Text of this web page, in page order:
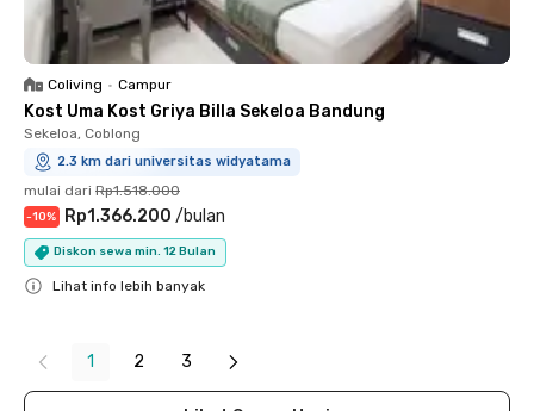
Coliving • Campur
Kost Uma Kost Griya Billa Sekeloa Bandung
Sekeloa, Coblong
2.3 km dari universitas widyatama
mulai dari Rp1.518.000
-10% Rp1.366.200 /bulan
Diskon sewa min. 12 Bulan
Lihat info lebih banyak
1 2 3